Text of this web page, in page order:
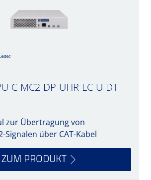
C-MC2-DP-UHR-LC-U-DT
zur Übertragung von
Signalen über CAT-Kabel
ZUM PRODUKT